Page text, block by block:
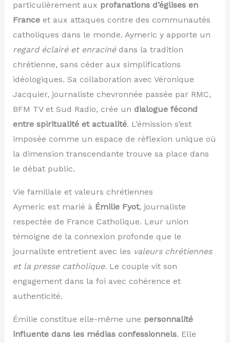
particulièrement aux profanations d’églises en
Franceet aux attaques contre des communautés
catholiques dans le monde. Aymeric y apporte un
regard éclairé et enracinédans la tradition
chrétienne, sans céder aux simplifications
idéologiques. Sa collaboration avec Véronique
Jacquier, journaliste chevronnée passée par RMC,
BFM TV et Sud Radio, crée un dialogue fécond
entre spiritualité et actualité. L’émission s’est
imposée comme un espace de réflexion unique où
la dimension transcendante trouve sa place dans
le débat public.
Vie familiale et valeurs chrétiennes
Aymeric est marié à Émilie Fyot, journaliste
respectée de France Catholique. Leur union
témoigne de la connexion profonde que le
journaliste entretient avec les valeurs chrétiennes
et la presse catholique. Le couple vit son
engagement dans la foi avec cohérence et
authenticité.
Émilie constitue elle-même une personnalité
influente dans les médias confessionnels. Elle